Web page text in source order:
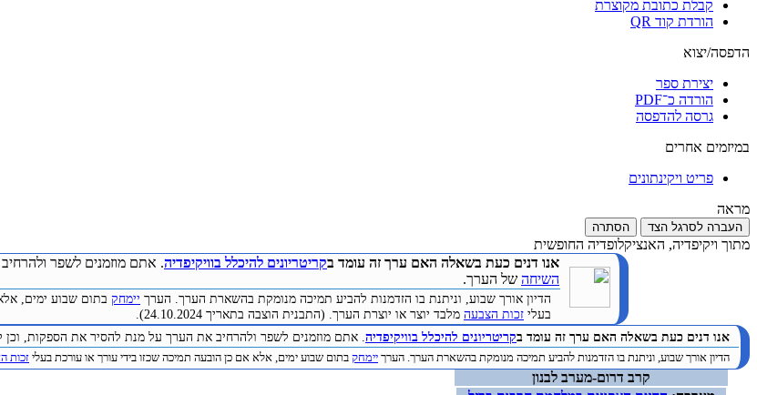
קבלת כתובת מקוצרת
הורדת קוד QR
הדפסה/יצוא
יצירת ספר
הורדה כ־PDF
גרסה להדפסה
במיזמים אחרים
פריט ויקינתונים
מראה
העברה לסרגל הצד הסתרה
מתוך ויקיפדיה, האנציקלופדיה החופשית
אנו דנים כעת בשאלה האם ערך זה עומד בקריטריונים להיכלל בוויקיפדיה. אתם מוזמנים לשפר
השיחה של הערך.
הדיון אורך שבוע, וניתנת בו הזדמנות להביע תמיכה מנומקת בהשארת הערך. הערך יימחק בתום שבוע ימים,
בעלי זכות הצבעה מלבד יוצר או יוצרת הערך. (התבנית הוצבה בתאריך 24.10.2024).
אנו דנים כעת בשאלה האם ערך זה עומד בקריטריונים להיכלל בוויקיפדיה. אתם מוזמנים לשפר ולהרחיב את הערך על מנת להסיר את הספקות, וכן
הדיון אורך שבוע, וניתנת בו הזדמנות להביע תמיכה מנומקת בהשארת הערך. הערך יימחק בתום שבוע ימים, אלא אם כן הובעה תמיכה שכזו בידי עורך או עורכת בעלי זכות
קרב דרום-מערב לבנון